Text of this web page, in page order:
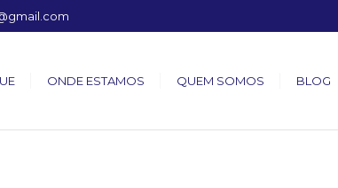
ONDE ESTAMOS QUEM SOMOS BLOG